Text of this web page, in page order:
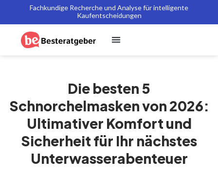
Fachkundige Recherche und Analyse für intelligente
Kaufentscheidungen
Die besten 5
Schnorchelmasken von 2026:
Ultimativer Komfort und
Sicherheit für Ihr nächstes
Unterwasserabenteuer